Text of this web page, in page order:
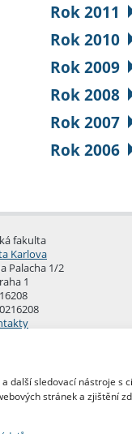
další sledovací nástroje s
stránek a zjištění
Rok 2011
Rok 2010
Rok 2009
Rok 2008
Rok 2007
Rok 2006
fakulta
Karlova
Palacha 1/2
1